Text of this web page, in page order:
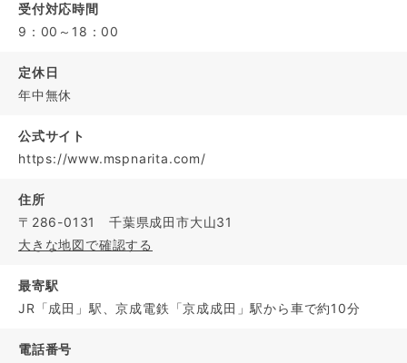
受付対応時間
9：00～18：00
定休日
年中無休
公式サイト
https://www.mspnarita.com/
住所
〒286-0131 千葉県成田市大山31
大きな地図で確認する
最寄駅
JR「成田」駅、京成電鉄「京成成田」駅から車で約10分
電話番号